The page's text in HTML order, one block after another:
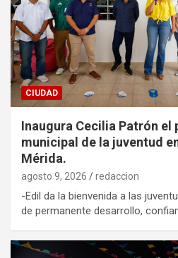
CIUDAD
Inaugura Cecilia Patrón el
municipal de la juventud
Mérida.
agosto 9, 2026 redaccion
-Edil da la bienvenida a las
de permanente desarrollo,